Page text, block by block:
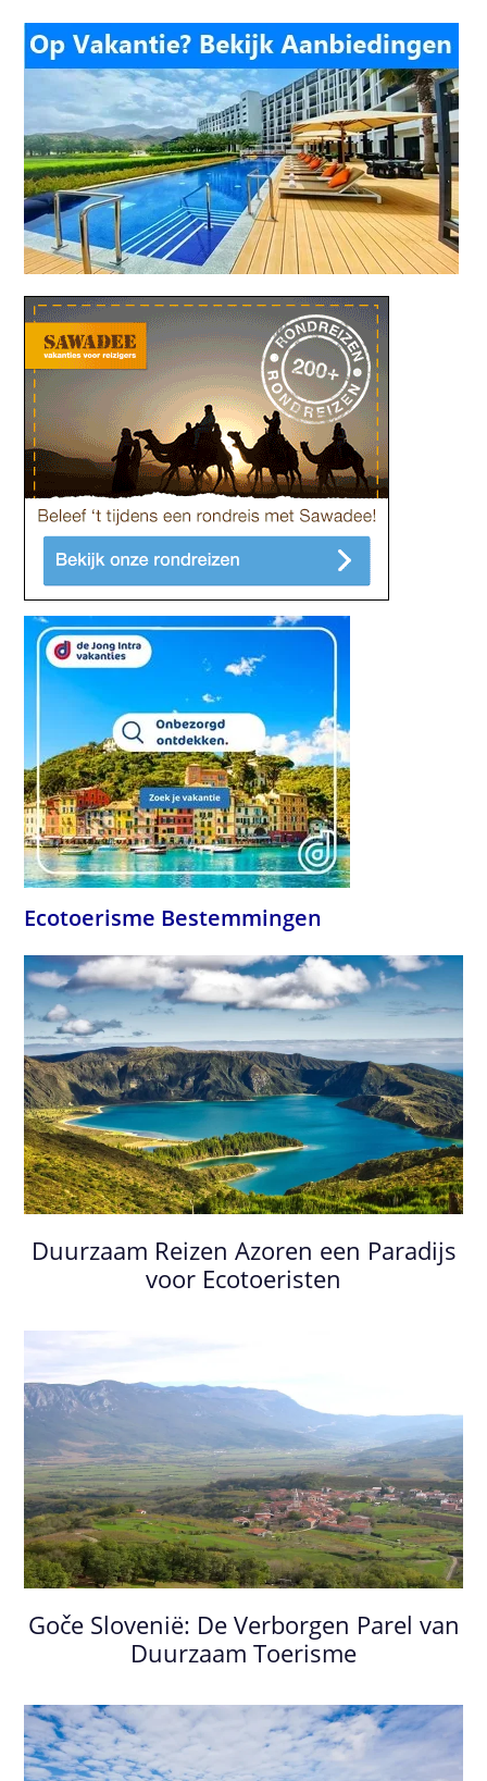
Ecotoerisme Bestemmingen
Duurzaam Reizen Azoren een Paradijs
voor Ecotoeristen
Goče Slovenië: De Verborgen Parel van
Duurzaam Toerisme